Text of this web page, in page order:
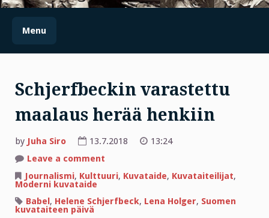
Menu
Schjerfbeckin varastettu
maalaus herää henkiin
by Juha Siro 13.7.2018
13:24
Leave a comment
varastettu
maalaus
henkiin
Journalismi, Kulttuuri, Kuvataide, Kuvataiteilijat,
Moderni kuvataide
Babel , Helene Schjerfbeck, Lena Holger, Suomen
kuvataiteen päivä